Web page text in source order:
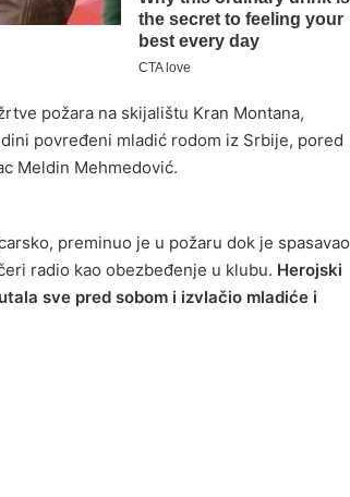
požara na skijalištu Kran Montana,
povređeni mladić rodom iz Srbije, pored
Meldin Mehmedović.
preminuo je u požaru dok je spasavao
radio kao obezbeđenje u klubu. Herojski
sve pred sobom i izvlačio mladiće i